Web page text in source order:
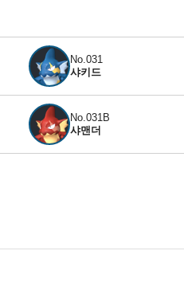
No.031
샤키드
No.031B
샤맨더